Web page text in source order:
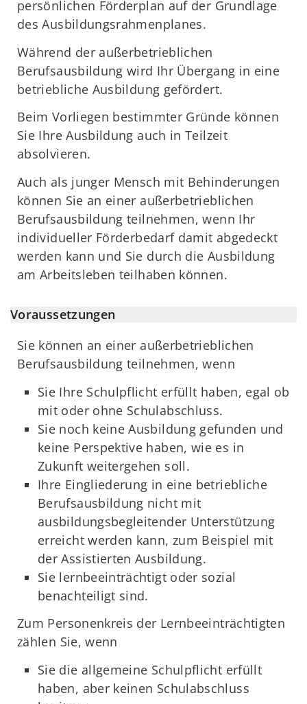
persönlichen Förderplan auf der Grundlage
des Ausbildungsrahmenplanes.
Während der außerbetrieblichen
Berufsausbildung wird Ihr Übergang in eine
betriebliche Ausbildung gefördert.
Beim Vorliegen bestimmter Gründe können
Sie Ihre Ausbildung auch in Teilzeit
absolvieren.
Auch als junger Mensch mit Behinderungen
können Sie an einer außerbetrieblichen
Berufsausbildung teilnehmen, wenn Ihr
individueller Förderbedarf damit abgedeckt
werden kann und Sie durch die Ausbildung
am Arbeitsleben teilhaben können.
Voraussetzungen
Sie können an einer außerbetrieblichen
Berufsausbildung teilnehmen, wenn
Sie Ihre Schulpflicht erfüllt haben, egal ob
mit oder ohne Schulabschluss.
Sie noch keine Ausbildung gefunden und
keine Perspektive haben, wie es in
Zukunft weitergehen soll.
Ihre Eingliederung in eine betriebliche
Berufsausbildung nicht mit
ausbildungsbegleitender Unterstützung
erreicht werden kann, zum Beispiel mit
der Assistierten Ausbildung.
Sie lernbeeinträchtigt oder sozial
benachteiligt sind.
Zum Personenkreis der Lernbeeinträchtigten
zählen Sie, wenn
Sie die allgemeine Schulpflicht erfüllt
haben, aber keinen Schulabschluss